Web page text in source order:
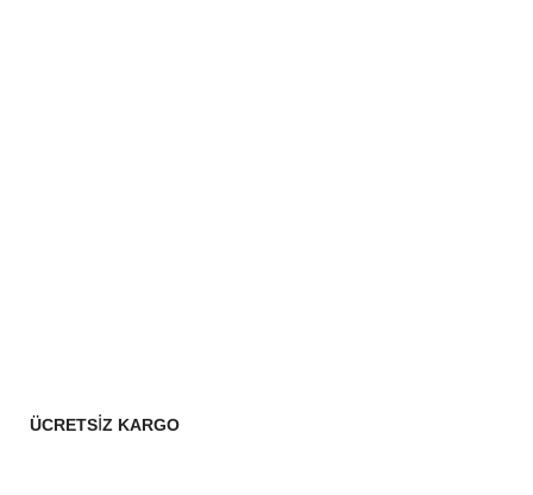
ÜCRETSİZ KARGO